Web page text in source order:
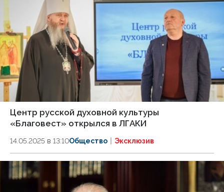
Центр русской духовной культуры
«Благовест» открылся в ЛГАКИ
14.05.2025 в 13:10Общество Эксклюзив